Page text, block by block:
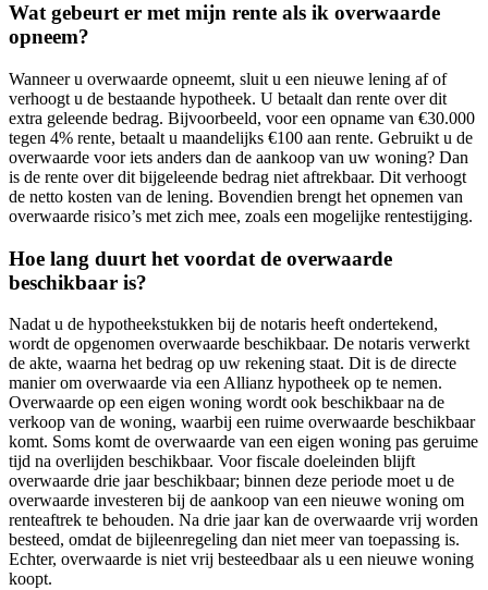
Wat gebeurt er met mijn rente als ik overwaarde
opneem?
Wanneer u overwaarde opneemt, sluit u een nieuwe lening af of
verhoogt u de bestaande hypotheek. U betaalt dan rente over dit
extra geleende bedrag. Bijvoorbeeld, voor een opname van €30.000
tegen 4% rente, betaalt u maandelijks €100 aan rente. Gebruikt u de
overwaarde voor iets anders dan de aankoop van uw woning? Dan
is de rente over dit bijgeleende bedrag niet aftrekbaar. Dit verhoogt
de netto kosten van de lening. Bovendien brengt het opnemen van
overwaarde risico’s met zich mee, zoals een mogelijke rentestijging.
Hoe lang duurt het voordat de overwaarde
beschikbaar is?
Nadat u de hypotheekstukken bij de notaris heeft ondertekend,
wordt de opgenomen overwaarde beschikbaar. De notaris verwerkt
de akte, waarna het bedrag op uw rekening staat. Dit is de directe
manier om overwaarde via een Allianz hypotheek op te nemen.
Overwaarde op een eigen woning wordt ook beschikbaar na de
verkoop van de woning, waarbij een ruime overwaarde beschikbaar
komt. Soms komt de overwaarde van een eigen woning pas geruime
tijd na overlijden beschikbaar. Voor fiscale doeleinden blijft
overwaarde drie jaar beschikbaar; binnen deze periode moet u de
overwaarde investeren bij de aankoop van een nieuwe woning om
renteaftrek te behouden. Na drie jaar kan de overwaarde vrij worden
besteed, omdat de bijleenregeling dan niet meer van toepassing is.
Echter, overwaarde is niet vrij besteedbaar als u een nieuwe woning
koopt.